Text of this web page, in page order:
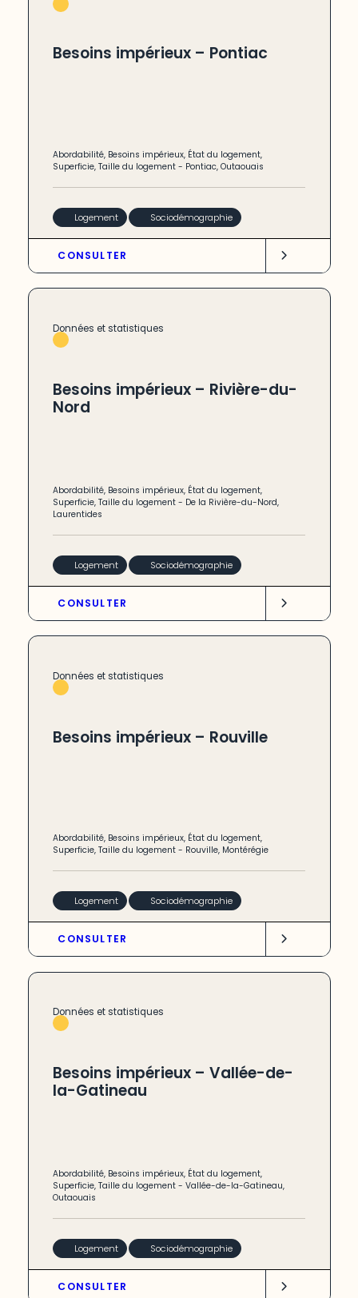
Besoins impérieux – Pontiac
Abordabilité, Besoins impérieux, État du logement,
Superficie,Taille du logement - Pontiac,Outaouais
Logement Sociodémographie
CONSULTER
Données et statistiques
Besoins impérieux – Rivière-du-
Nord
Abordabilité, Besoins impérieux, État du logement,
Superficie,Taille du logement - De la Rivière-du-Nord,
Laurentides
Logement Sociodémographie
CONSULTER
Données et statistiques
Besoins impérieux – Rouville
Abordabilité, Besoins impérieux, État du logement,
Superficie,Taille du logement - Rouville, Montérégie
Logement Sociodémographie
CONSULTER
Données et statistiques
Besoins impérieux – Vallée-de-
la-Gatineau
Abordabilité, Besoins impérieux, État du logement,
Superficie,Taille du logement -Vallée-de-la-Gatineau,
Outaouais
Logement Sociodémographie
CONSULTER